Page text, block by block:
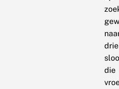
drie
die